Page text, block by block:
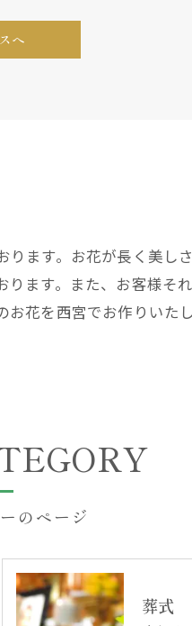
へ
ます。お花が長く美し
ます。また、お客様そ
花を西宮でお作りいた
のページ
葬式